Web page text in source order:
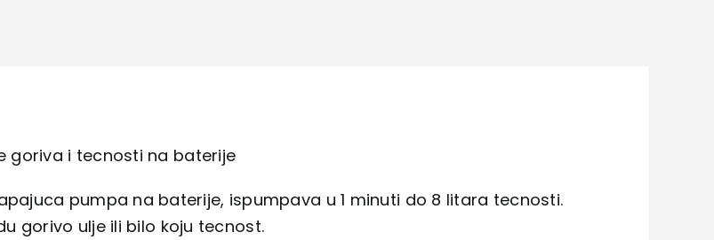
količina
goriva i tecnosti na baterije
pumpa na baterije, ispumpava u 1 minuti do 8 litara tecnosti.
gorivo ulje ili bilo koju tecnost.